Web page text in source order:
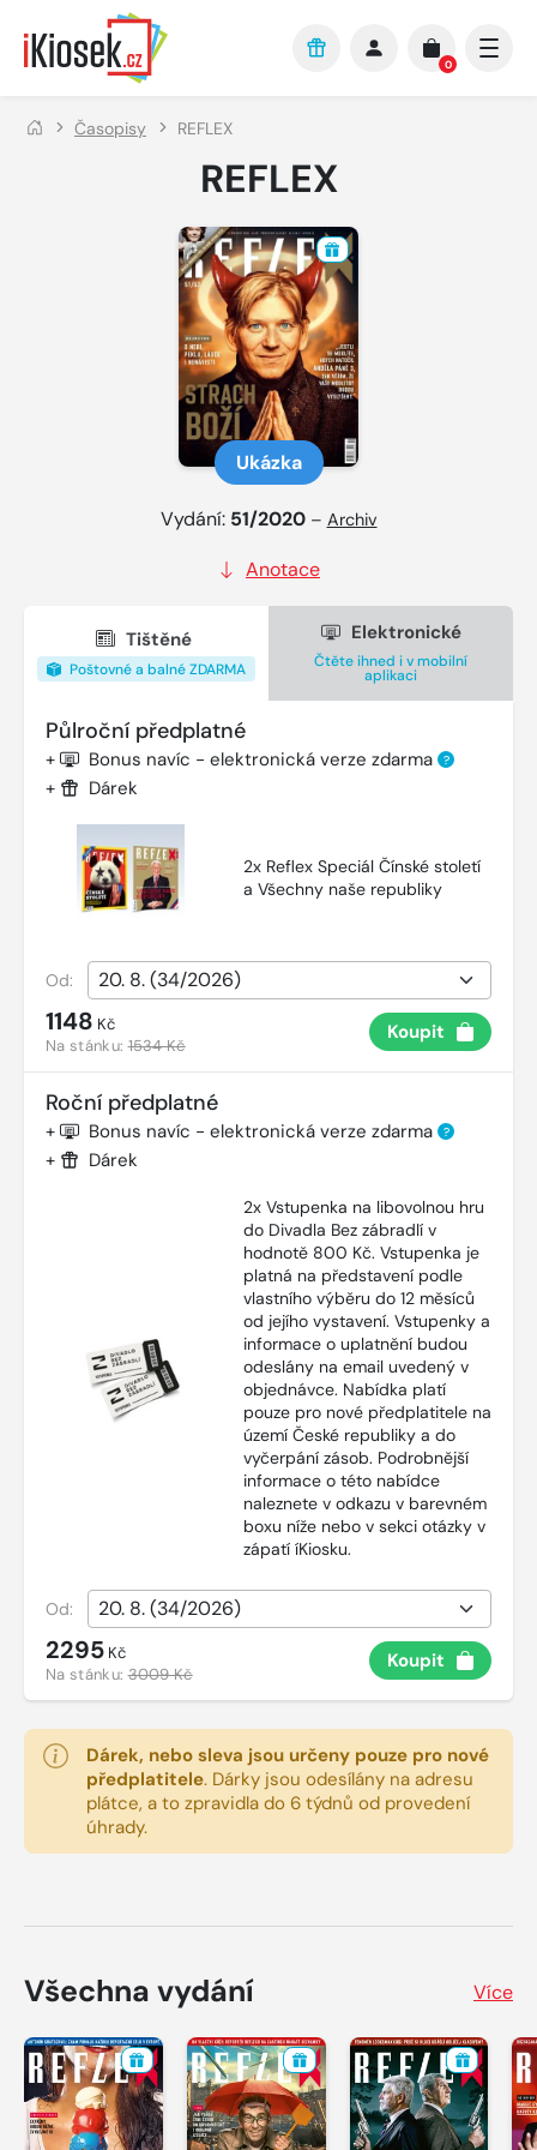
Přejít na hlavní obsah
0
Časopisy REFLEX
REFLEX
Ukázka
Vydání: 51/2020 – Archiv
Anotace
Tištěné
Poštovné a balné ZDARMA
Elektronické
Čtěte ihned i v mobilní
aplikaci
Půlroční předplatné
+ Bonus navíc - elektronická verze zdarma ?
+ Dárek
2x Reflex Speciál Čínské století
a Všechny naše republiky
Od:
1148 Kč
Na stánku:1534 Kč
Koupit
Roční předplatné
+ Bonus navíc - elektronická verze zdarma ?
+ Dárek
2x Vstupenka na libovolnou hru
do Divadla Bez zábradlí v
hodnotě 800 Kč. Vstupenka je
platná na představení podle
vlastního výběru do 12 měsíců
od jejího vystavení. Vstupenky a
informace o uplatnění budou
odeslány na email uvedený v
objednávce. Nabídka platí
pouze pro nové předplatitele na
území České republiky a do
vyčerpání zásob. Podrobnější
informace o této nabídce
naleznete v odkazu v barevném
boxu níže nebo v sekci otázky v
zápatí íKiosku.
Od:
2295 Kč
Na stánku:3009 Kč
Koupit
Dárek, nebo sleva jsou určeny pouze pro nové
předplatitele. Dárky jsou odesílány na adresu
plátce, a to zpravidla do 6 týdnů od provedení
úhrady.
Všechna vydání Více